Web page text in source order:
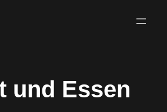
und Essen